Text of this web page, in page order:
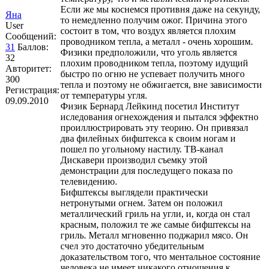
Яна
User
Сообщений:
31 Баллов:
32
Авторитет:
300
Регистрация:
09.09.2010
Если же мы коснемся противня даже на секунду,
то немедленно получим ожог. Причина этого
состоит в том, что воздух является плохим
проводником тепла, а металл - очень хорошим.
Физики предположили, что уголь является
плохим проводником тепла, поэтому идущий
быстро по огню не успевает получить много
тепла и поэтому не обжигается, вне зависимости
от температуры угля.
Физик Бернард Лейкинд посетил Институт
иследования огнехождения и пытался эффектно
проиллюстрировать эту теорию. Он привязал
два филейных бифштекса к своим ногам и
пошел по угольному настилу. ТВ-канал
Дискавери производил съемку этой
демонстрации для последущего показа по
телевидению.
Бифштексы выглядели практически
нетронутыми огнем. Затем он положил
металлический гриль на угли, и, когда он стал
красным, положил те же самые бифштексы на
гриль. Металл мгновенно поджарил мясо. Он
счел это достаточно убедительным
доказательством того, что ментальное состояние